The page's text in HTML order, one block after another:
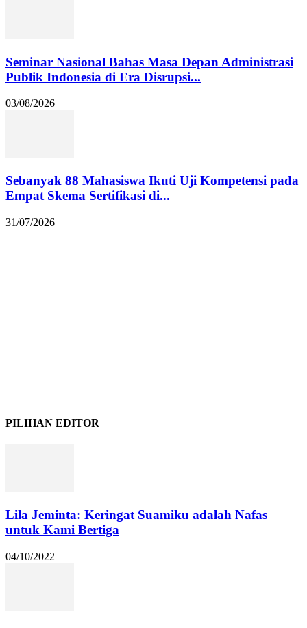
Seminar Nasional Bahas Masa Depan Administrasi
Publik Indonesia di Era Disrupsi...
03/08/2026
Sebanyak 88 Mahasiswa Ikuti Uji Kompetensi pada
Empat Skema Sertifikasi di...
31/07/2026
PILIHAN EDITOR
Lila Jeminta: Keringat Suamiku adalah Nafas
untuk Kami Bertiga
04/10/2022